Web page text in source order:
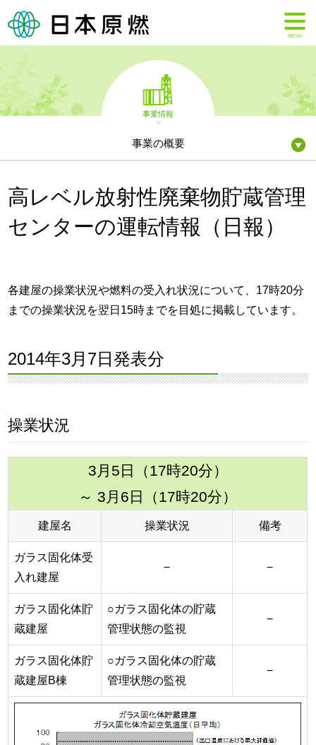
MENU
事業情報
事業の概要
高レベル放射性廃棄物貯蔵管理
センターの運転情報（日報）
各建屋の操業状況や燃料の受入れ状況について、17時20分
までの操業状況を翌日15時までを目処に掲載しています。
2014年3月7日発表分
操業状況
3月5日（17時20分）
～ 3月6日（17時20分）
建屋名 操業状況 備考
ガラス固化体受
入れ建屋
− −
ガラス固化体貯
蔵建屋
○ガラス固化体の貯蔵
管理状態の監視
−
ガラス固化体貯
蔵建屋B棟
○ガラス固化体の貯蔵
管理状態の監視
−